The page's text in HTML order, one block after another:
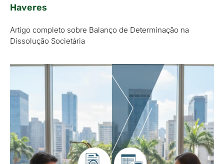
Haveres
Artigo completo sobre Balanço de Determinação na
Dissolução Societária